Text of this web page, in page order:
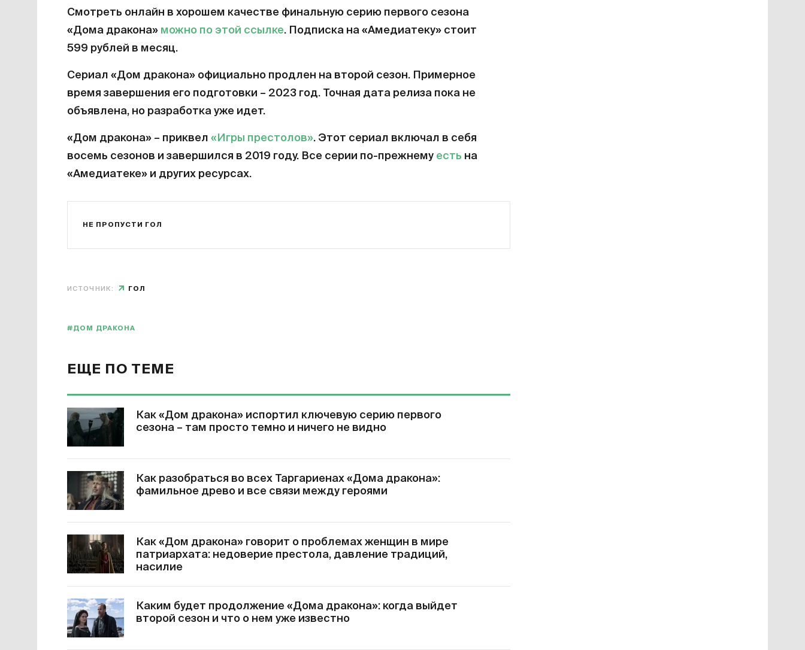
Смотреть онлайн в хорошем качестве финальную серию первого сезона
«Дома дракона» можно по этой ссылке. Подписка на «Амедиатеку» стоит
599 рублей в месяц.
Сериал «Дом дракона» официально продлен на второй сезон. Примерное
время завершения его подготовки – 2023 год. Точная дата релиза пока не
объявлена, но разработка уже идет.
«Дом дракона» – приквел «Игры престолов». Этот сериал включал в себя
восемь сезонов и завершился в 2019 году. Все серии по-прежнему есть на
«Амедиатеке» и других ресурсах.
НЕ ПРОПУСТИ ГОЛ
ИСТОЧНИК: ГОЛ
#ДОМ ДРАКОНА
ЕЩЕ ПО ТЕМЕ
Как «Дом дракона» испортил ключевую серию первого
сезона – там просто темно и ничего не видно
Как разобраться во всех Таргариенах «Дома дракона»:
фамильное древо и все связи между героями
Как «Дом дракона» говорит о проблемах женщин в мире
патриархата: недоверие престола, давление традиций,
насилие
Каким будет продолжение «Дома дракона»: когда выйдет
второй сезон и что о нем уже известно